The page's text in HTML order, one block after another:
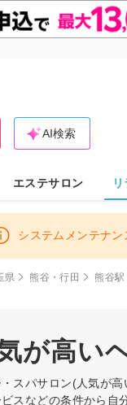
AI検索
エステサロン
システムメンテナ
県 熊谷・行田 熊谷駅
が高い
スパサロン(人気が高
スなどの条件から自